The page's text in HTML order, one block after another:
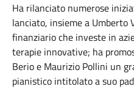
Ha rilanciato numerose
lanciato, insieme a Umberto
finanziario che investe in
terapie innovative; ha
Berio e Maurizio Pollini un
pianistico intitolato a suo